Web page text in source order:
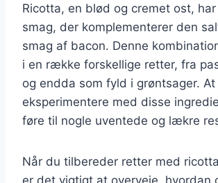
Ricotta, en blød og cremet ost,
smag, der komplementerer den
smag af bacon. Denne
i en række forskellige retter, fra
og endda som fyld i grøntsager. At
eksperimentere med disse
føre til nogle uventede og lækre
Når du tilbereder retter med
er det vigtigt at overveje, hvordan